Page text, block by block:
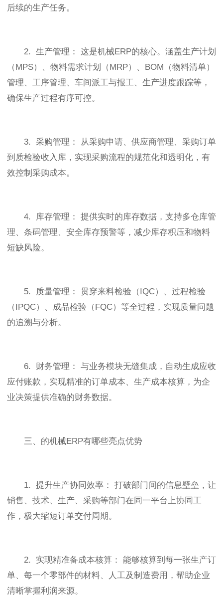
后续的生产任务。
2. 生产管理： 这是机械ERP的核心。涵盖生产计划
（MPS）、物料需求计划（MRP）、BOM（物料清单）
管理、工序管理、车间派工与报工、生产进度跟踪等，
确保生产过程有序可控。
3. 采购管理： 从采购申请、供应商管理、采购订单
到质检验收入库，实现采购流程的规范化和透明化，有
效控制采购成本。
4. 库存管理： 提供实时的库存数据，支持多仓库管
理、条码管理、安全库存预警等，减少库存积压和物料
短缺风险。
5. 质量管理： 贯穿来料检验（IQC）、过程检验
（IPQC）、成品检验（FQC）等全过程，实现质量问题
的追溯与分析。
6. 财务管理： 与业务模块无缝集成，自动生成应收
应付账款，实现精准的订单成本、生产成本核算，为企
业决策提供准确的财务数据。
三、的机械ERP有哪些亮点优势
1. 提升生产协同效率： 打破部门间的信息壁垒，让
销售、技术、生产、采购等部门在同一平台上协同工
作，极大缩短订单交付周期。
2. 实现精准备成本核算： 能够核算到每一张生产订
单、每一个零部件的材料、人工及制造费用，帮助企业
清晰掌握利润来源。